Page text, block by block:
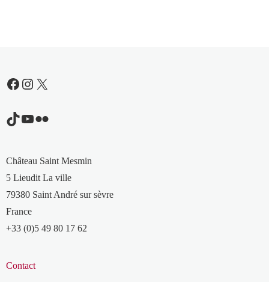
Facebook
Instagram
X
TikTok
YouTube
Flickr
Château Saint Mesmin
5 Lieudit La ville
79380 Saint André sur sèvre
France
+33 (0)5 49 80 17 62
Contact